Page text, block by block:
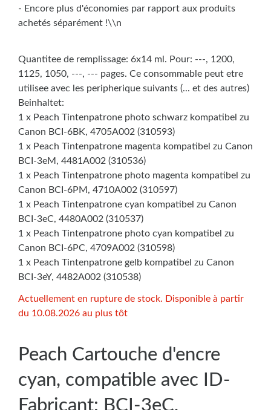
- Encore plus d'économies par rapport aux produits
achetés séparément !\\n
Quantitee de remplissage: 6x14 ml. Pour: ---, 1200,
1125, 1050, ---, --- pages. Ce consommable peut etre
utilisee avec les peripherique suivants (... et des autres)
Beinhaltet:
1 x Peach Tintenpatrone photo schwarz kompatibel zu
Canon BCI-6BK, 4705A002 (310593)
1 x Peach Tintenpatrone magenta kompatibel zu Canon
BCI-3eM, 4481A002 (310536)
1 x Peach Tintenpatrone photo magenta kompatibel zu
Canon BCI-6PM, 4710A002 (310597)
1 x Peach Tintenpatrone cyan kompatibel zu Canon
BCI-3eC, 4480A002 (310537)
1 x Peach Tintenpatrone photo cyan kompatibel zu
Canon BCI-6PC, 4709A002 (310598)
1 x Peach Tintenpatrone gelb kompatibel zu Canon
BCI-3eY, 4482A002 (310538)
Actuellement en rupture de stock. Disponible à partir
du 10.08.2026 au plus tôt
Peach Cartouche d'encre
cyan, compatible avec ID-
Fabricant: BCI-3eC,